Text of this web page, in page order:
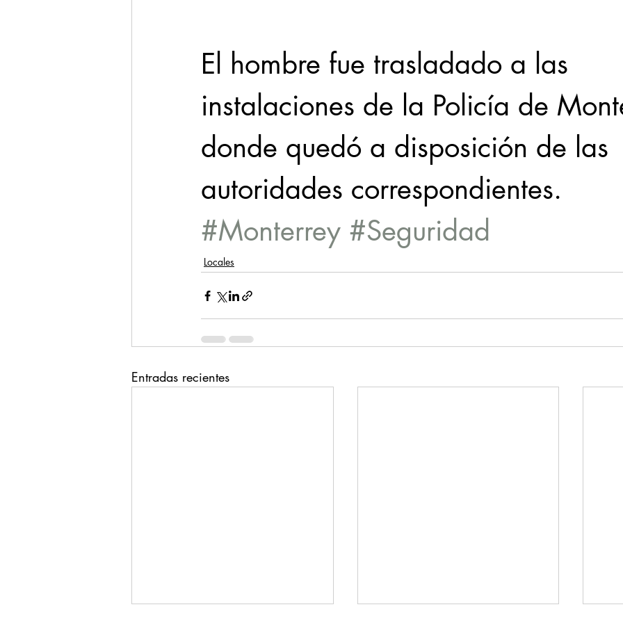
El hombre fue trasladado a las
instalaciones de la Policía de
donde quedó a disposición de las
autoridades correspondientes.
#Monterrey #Seguridad
Locales
Entradas recientes